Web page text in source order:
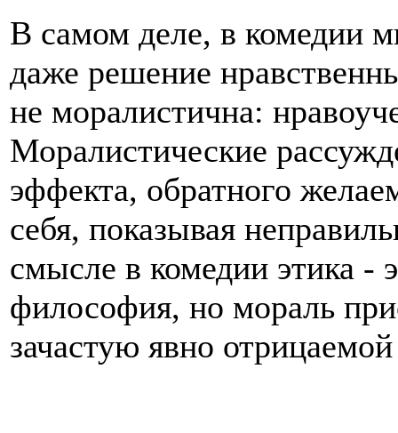
В самом деле, в комедии
даже решение
не моралистична:
Моралистические
эффекта, обратного
себя, показывая
смысле в комедии этика -
философия, но мораль
зачастую явно